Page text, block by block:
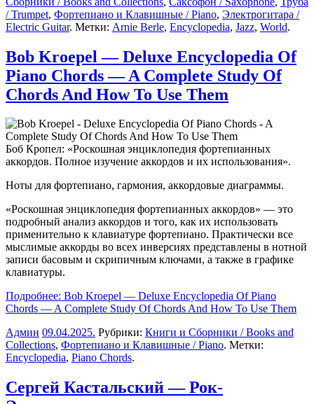
/ Trumpet, Фортепиано и Клавишные / Piano, Электрогитара /
Electric Guitar. Метки: Arnie Berle, Encyclopedia, Jazz, World.
Bob Kroepel — Deluxe Encyclopedia Of
Piano Chords — A Complete Study Of
Chords And How To Use Them
Боб Кропел: «Роскошная энциклопедия фортепианных
аккордов. Полное изучение аккордов и их использования».
Ноты для фортепиано, гармония, аккордовые диаграммы.
«Роскошная энциклопедия фортепианных аккордов» — это
подробный анализ аккордов и того, как их использовать
применительно к клавиатуре фортепиано. Практически все
мыслимые аккорды во всех инверсиях представлены в нотной
записи басовым и скрипичным ключами, а также в графике
клавиатуры.
Подробнее: Bob Kroepel — Deluxe Encyclopedia Of Piano
Chords — A Complete Study Of Chords And How To Use Them
Админ 09.04.2025. Рубрики: Книги и Сборники / Books and
Collections, Фортепиано и Клавишные / Piano. Метки:
Encyclopedia, Piano Chords.
Сергей Кастальский — Рок-